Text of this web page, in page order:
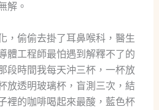
解。
，偷偷去掛了耳鼻喉科，醫生
體工程師最怕遇到解釋不了的
段時間我每天沖三杯，一杯放
放透明玻璃杯，盲測三次，結
的咖啡喝起來最酸，藍色杯